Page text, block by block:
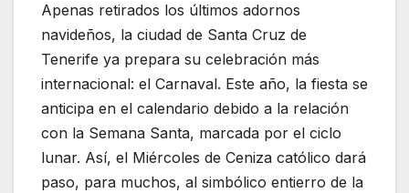
Apenas retirados los últimos adornos
navideños, la ciudad de Santa Cruz de
Tenerife ya prepara su celebración más
internacional: el Carnaval. Este año, la fiesta se
anticipa en el calendario debido a la relación
con la Semana Santa, marcada por el ciclo
lunar. Así, el Miércoles de Ceniza católico dará
paso, para muchos, al simbólico entierro de la